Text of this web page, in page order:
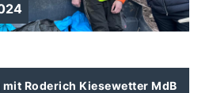
Roderich Kiesewetter MdB